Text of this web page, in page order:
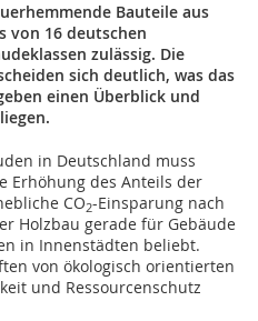
Bauteile aus
von 16 deutschen
zulässig. Die
sich deutlich, was das
einen Überblick und
in Deutschland muss
Erhöhung des Anteils der
CO2-Einsparung nach
Holzbau gerade für Gebäude
in Innenstädten beliebt.
von ökologisch orientierten
und Ressourcenschutz